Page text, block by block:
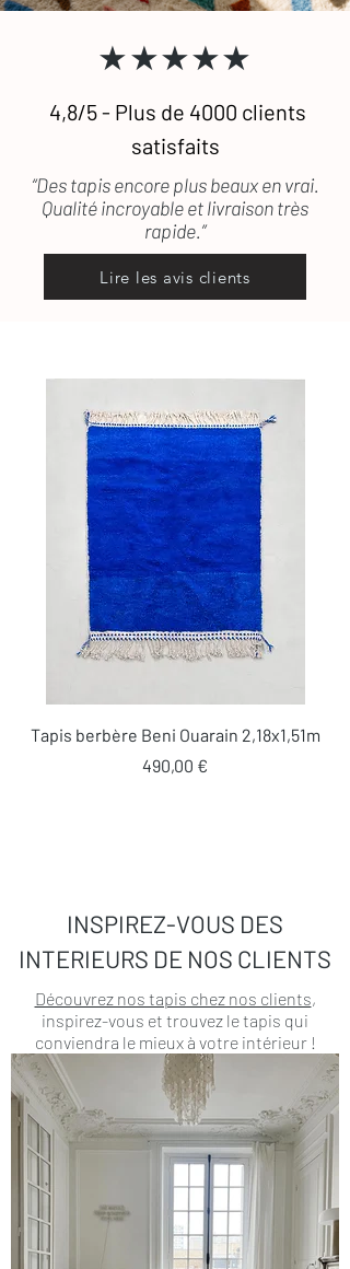
★★★★★
4,8/5 - Plus de 4000 clients
satisfaits
“Des tapis encore plus beaux en vrai.
Qualité incroyable et livraison très
rapide.”
Lire les avis clients
Tapis berbère Beni Ouarain 2,18x1,51m
Prix
490,00 €
INSPIREZ-VOUS DES
INTERIEURS DE NOS CLIENTS
Découvrez nos tapis chez nos clients,
inspirez-vous et trouvez le tapis qui
conviendra le mieux à votre intérieur !